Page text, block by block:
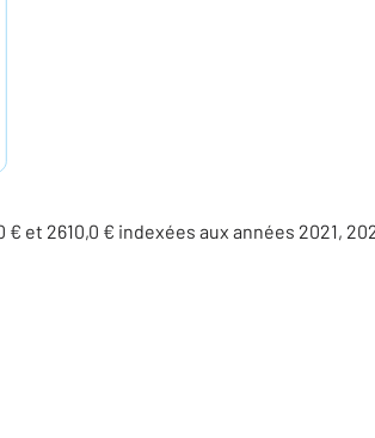
et 2610,0 € indexées aux années 2021,